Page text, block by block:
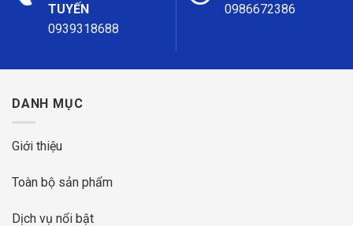
TUYẾN
0939318688
0986672386
DANH MỤC
Giới thiệu
Toàn bộ sản phẩm
Dịch vụ nổi bật